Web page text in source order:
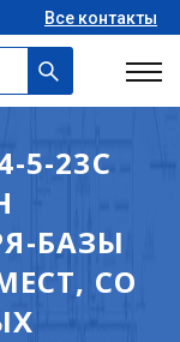
Все контакты
5-23С
БАЗЫ
СО